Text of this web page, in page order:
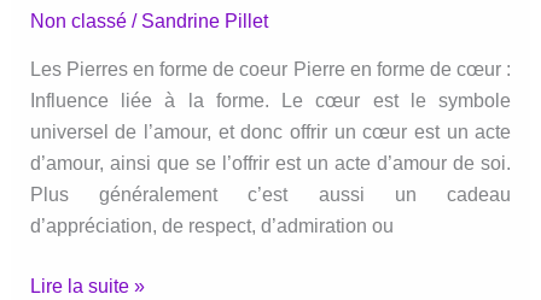
Non classé/ Sandrine Pillet
Les Pierres en forme de coeur Pierre en forme de cœur :
Influence liée à la forme. Le cœur est le symbole
universel de l’amour, et donc offrir un cœur est un acte
d’amour, ainsi que se l’offrir est un acte d’amour de soi.
Plus généralement c’est aussi un cadeau
d’appréciation, de respect, d’admiration ou
Pourquoi
Lire la suite »